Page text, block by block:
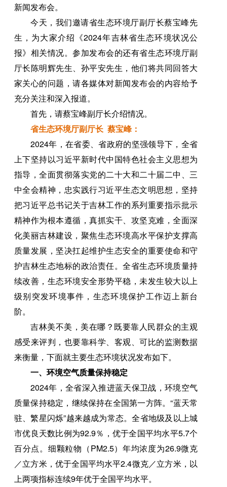
新闻发布会。
今天，我们邀请省生态环境厅副厅长蔡宝峰先
生，为大家介绍《2024年吉林省生态环境状况公
报》相关情况。参加发布会的还有省生态环境厅副
厅长陈明辉先生、孙平安先生，他们将共同回答大
家关心的问题，请各媒体对新闻发布会的内容给予
充分关注和深入报道。
首先，请蔡宝峰副厅长介绍情况。
省生态环境厅副厅长 蔡宝峰：
2024年，在省委、省政府的坚强领导下，全省
上下坚持以习近平新时代中国特色社会主义思想为
指导，全面贯彻落实党的二十大和二十届二中、三
中全会精神，忠实践行习近平生态文明思想，坚持
把习近平总书记关于吉林工作的系列重要指示批示
精神作为根本遵循，真抓实干、攻坚克难，全面深
化美丽吉林建设，聚焦生态环境高水平保护支撑高
质量发展，坚决扛起维护生态安全的重要使命和守
护吉林生态地标的政治责任。全省生态环境质量持
续改善，生态环境安全形势平稳，未发生较大以上
级别突发环境事件，生态环境保护工作迈上新台
阶。
吉林美不美，美在哪？既要靠人民群众的主观
感受来评判，也要靠科学、客观、可比的监测数据
来衡量，下面就主要生态环境状况发布如下。
一、环境空气质量保持稳定
2024年，全省深入推进蓝天保卫战，环境空气
质量保持稳定，继续保持在全国第一方阵。“蓝天常
驻、繁星闪烁”越来越成为常态。全省地级及以上城
市优良天数比例为92.9％，优于全国平均水平5.7个
百分点。细颗粒物（PM2.5）年均浓度为26.9微克
／立方米，优于全国平均水平2.4微克／立方米，以
上两项指标连续9年优于全国平均水平。